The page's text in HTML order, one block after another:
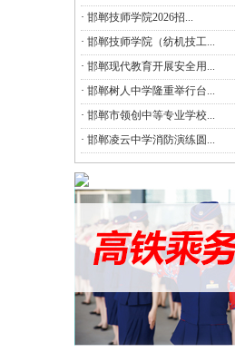
· 邯郸技师学院2026招...
· 邯郸技师学院（纺机技工...
· 邯郸现代教育开展安全用...
· 邯郸树人中学隆重举行台...
· 邯郸市领创中等专业学校...
· 邯郸凌云中学消防演练圆...